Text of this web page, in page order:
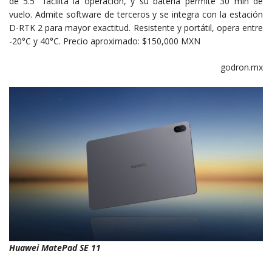
vuelo. Admite software de terceros y se integra con la estación
D-RTK 2 para mayor exactitud. Resistente y portátil, opera entre
-20°C y 40°C. Precio aproximado: $150,000 MXN
godron.mx
Huawei MatePad SE 11